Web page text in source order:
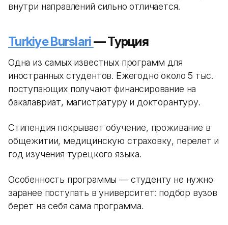
внутри направлений сильно отличается.
Turkiye Burslari— Турция
Одна из самых известных программ для
иностранных студентов. Ежегодно около 5 тыс.
поступающих получают финансирование на
бакалавриат, магистратуру и докторантуру.
Стипендия покрывает обучение, проживание в
общежитии, медицинскую страховку, перелет и
год изучения турецкого языка.
Особенность программы — студенту не нужно
заранее поступать в университет: подбор вузов
берет на себя сама программа.